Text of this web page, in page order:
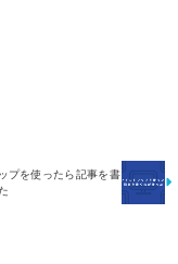
プを使ったら記事を書